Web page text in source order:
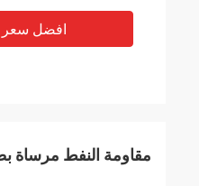
افضل سعر
مقاومة النفط مرساة